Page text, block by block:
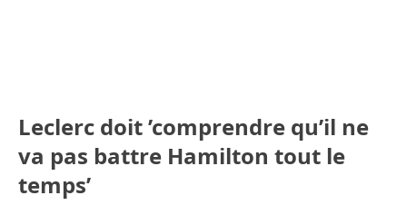
Leclerc doit ’comprendre qu’il ne
va pas battre Hamilton tout le
temps’